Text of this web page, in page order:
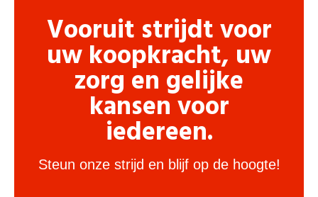
Vooruit strijdt voor
uw koopkracht, uw
zorg en gelijke
kansen voor
iedereen.
Steun onze strijd en blijf op de hoogte!